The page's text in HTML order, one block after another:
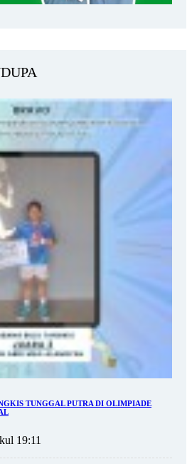
TUNGGAL PUTRA DI OLIMPIADE
19:11